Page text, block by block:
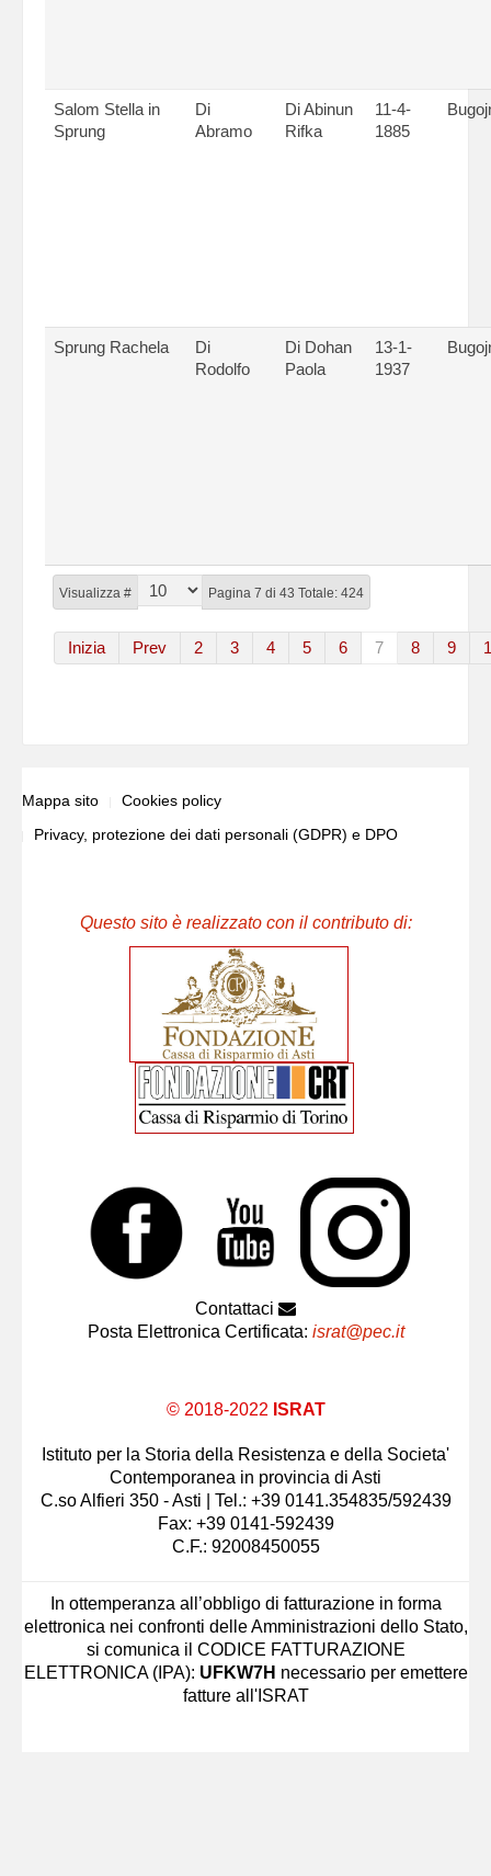
Visualizza # Pagina 7 di 43 Totale: 424
Inizia Prev 2 3 4 5 6 7 8 9
Salom Stella in
Sprung
Di
Abramo
Di Abinun
Rifka
11-4-
1885
Sprung Rachela
Di
Rodolfo
Di Dohan
Paola
13-1-
1937
Mappa sito
Cookies policy
Privacy, protezione dei dati personali (GDPR) e DPO
Questo sito è realizzato con il contributo di:
Contattaci
Posta Elettronica Certificata: israt@pec.it
© 2018-2022 ISRAT
Istituto per la Storia della Resistenza e della Societa'
Contemporanea in provincia di Asti
C.so Alfieri 350 - Asti | Tel.: +39 0141.354835/592439
Fax: +39 0141-592439
C.F.: 92008450055
In ottemperanza all’obbligo di fatturazione in forma
elettronica nei confronti delle Amministrazioni dello Stato,
si comunica il CODICE FATTURAZIONE
ELETTRONICA (IPA): UFKW7H necessario per emettere
fatture all'ISRAT